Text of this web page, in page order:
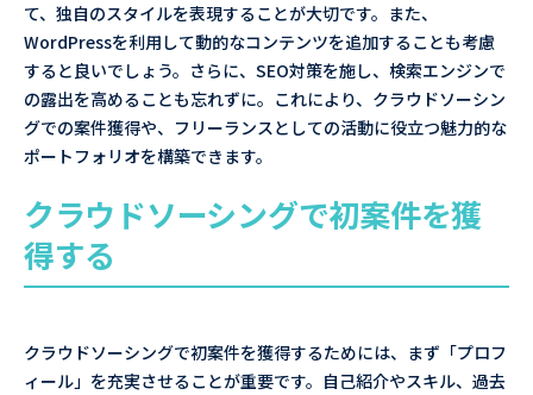
て、独自のスタイルを表現することが大切です。また、
WordPressを利用して動的なコンテンツを追加することも考慮
すると良いでしょう。さらに、SEO対策を施し、検索エンジンで
の露出を高めることも忘れずに。これにより、クラウドソーシン
グでの案件獲得や、フリーランスとしての活動に役立つ魅力的な
ポートフォリオを構築できます。
クラウドソーシングで初案件を獲
得する
クラウドソーシングで初案件を獲得するためには、まず「プロフ
ィール」を充実させることが重要です。自己紹介やスキル、過去